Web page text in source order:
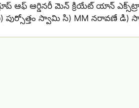
ఆఫ్ ఆర్డినరీ మెన్ క్రియేట్ యాన్
స్వామి సి) MM నరావణే డి)